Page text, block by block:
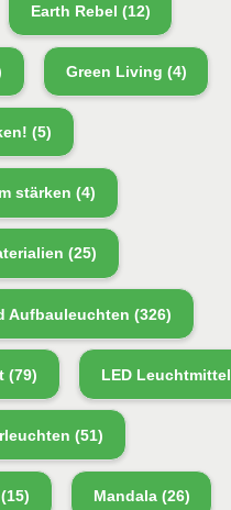
Earth Rebel (12)
Green Living (4)
(5)
stärken (4)
(25)
Aufbauleuchten (326)
(79) LED Leuchtmittel
(51)
(15) Mandala(26)